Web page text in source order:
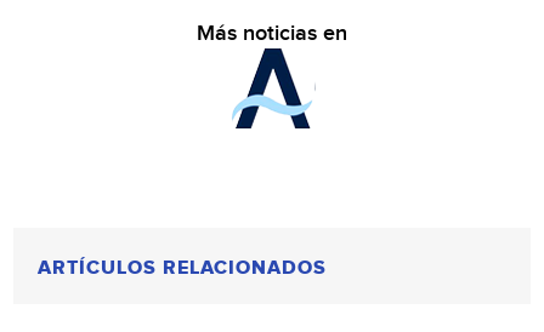
Más noticias en
ARTÍCULOS RELACIONADOS